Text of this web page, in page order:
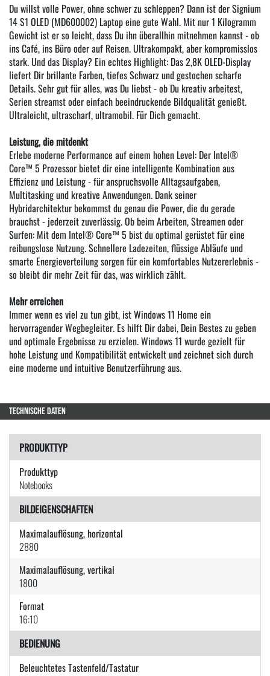
Du willst volle Power, ohne schwer zu schleppen? Dann ist der Signium
14 S1 OLED (MD600002) Laptop eine gute Wahl. Mit nur 1 Kilogramm
Gewicht ist er so leicht, dass Du ihn überallhin mitnehmen kannst - ob
ins Café, ins Büro oder auf Reisen. Ultrakompakt, aber kompromisslos
stark. Und das Display? Ein echtes Highlight: Das 2,8K OLED-Display
liefert Dir brillante Farben, tiefes Schwarz und gestochen scharfe
Details. Sehr gut für alles, was Du liebst - ob Du kreativ arbeitest,
Serien streamst oder einfach beeindruckende Bildqualität genießt.
Ultraleicht, ultrascharf, ultramobil. Für Dich gemacht.
Leistung, die mitdenkt
Erlebe moderne Performance auf einem hohen Level: Der Intel®
Core™ 5 Prozessor bietet dir eine intelligente Kombination aus
Effizienz und Leistung - für anspruchsvolle Alltagsaufgaben,
Multitasking und kreative Anwendungen. Dank seiner
Hybridarchitektur bekommst du genau die Power, die du gerade
brauchst - jederzeit zuverlässig. Ob beim Arbeiten, Streamen oder
Surfen: Mit dem Intel® Core™ 5 bist du optimal gerüstet für eine
reibungslose Nutzung. Schnellere Ladezeiten, flüssige Abläufe und
smarte Energieverteilung sorgen für ein komfortables Nutzererlebnis -
so bleibt dir mehr Zeit für das, was wirklich zählt.
Mehr erreichen
Immer wenn es viel zu tun gibt, ist Windows 11 Home ein
hervorragender Wegbegleiter. Es hilft Dir dabei, Dein Bestes zu geben
und optimale Ergebnisse zu erzielen. Windows 11 wurde gezielt für
hohe Leistung und Kompatibilität entwickelt und zeichnet sich durch
eine moderne und intuitive Benutzerführung aus.
TECHNISCHE DATEN
PRODUKTTYP
Produkttyp
Notebooks
BILDEIGENSCHAFTEN
Maximalauflösung, horizontal
2880
Maximalauflösung, vertikal
1800
Format
16:10
BEDIENUNG
Beleuchtetes Tastenfeld/Tastatur